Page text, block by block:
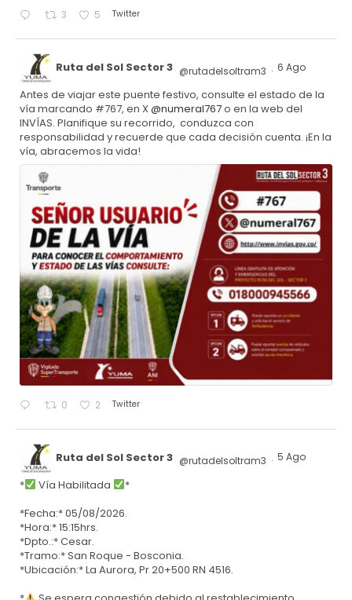
3 5 Twitter
Ruta del Sol Sector 3 @rutadelsoltram3 · 6 Ago
Antes de viajar este puente festivo, consulte el estado de la
vía marcando #767, en X@numeral767o en la web del
INVÍAS. Planifique su recorrido, conduzca con
responsabilidad y recuerde que cada decisión cuenta. ¡En la
vía, abracemos la vida!
0 2 Twitter
Ruta del Sol Sector 3 @rutadelsoltram3 · 5 Ago
* Vía Habilitada
*
*Fecha:* 05/08/2026.
*Hora:* 15:15hrs.
*Dpto.:* Cesar.
*Tramo:* San Roque - Bosconia.
*Ubicación:* La Aurora, Pr 20+500 RN 4516.